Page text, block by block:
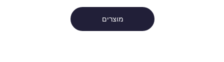
מוצרים